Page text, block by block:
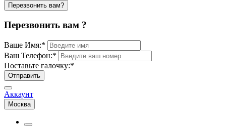
Перезвонить вам?
Перезвонить вам ?
Ваше Имя:*
Ваш Телефон:*
Поставьте галочку:*
Отправить
Аккаунт
Москва